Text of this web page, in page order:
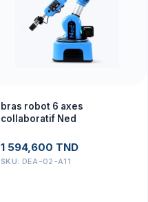
bras robot 6 axes
collaboratif Ned
1 594,600 TND
SKU: DEA-02-A11